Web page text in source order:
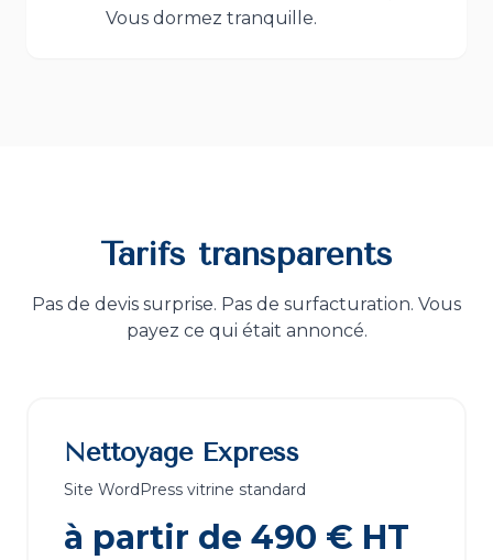
Vous dormez tranquille.
Tarifs transparents
Pas de devis surprise. Pas de surfacturation. Vous
payez ce qui était annoncé.
Nettoyage Express
Site WordPress vitrine standard
à partir de 490 € HT